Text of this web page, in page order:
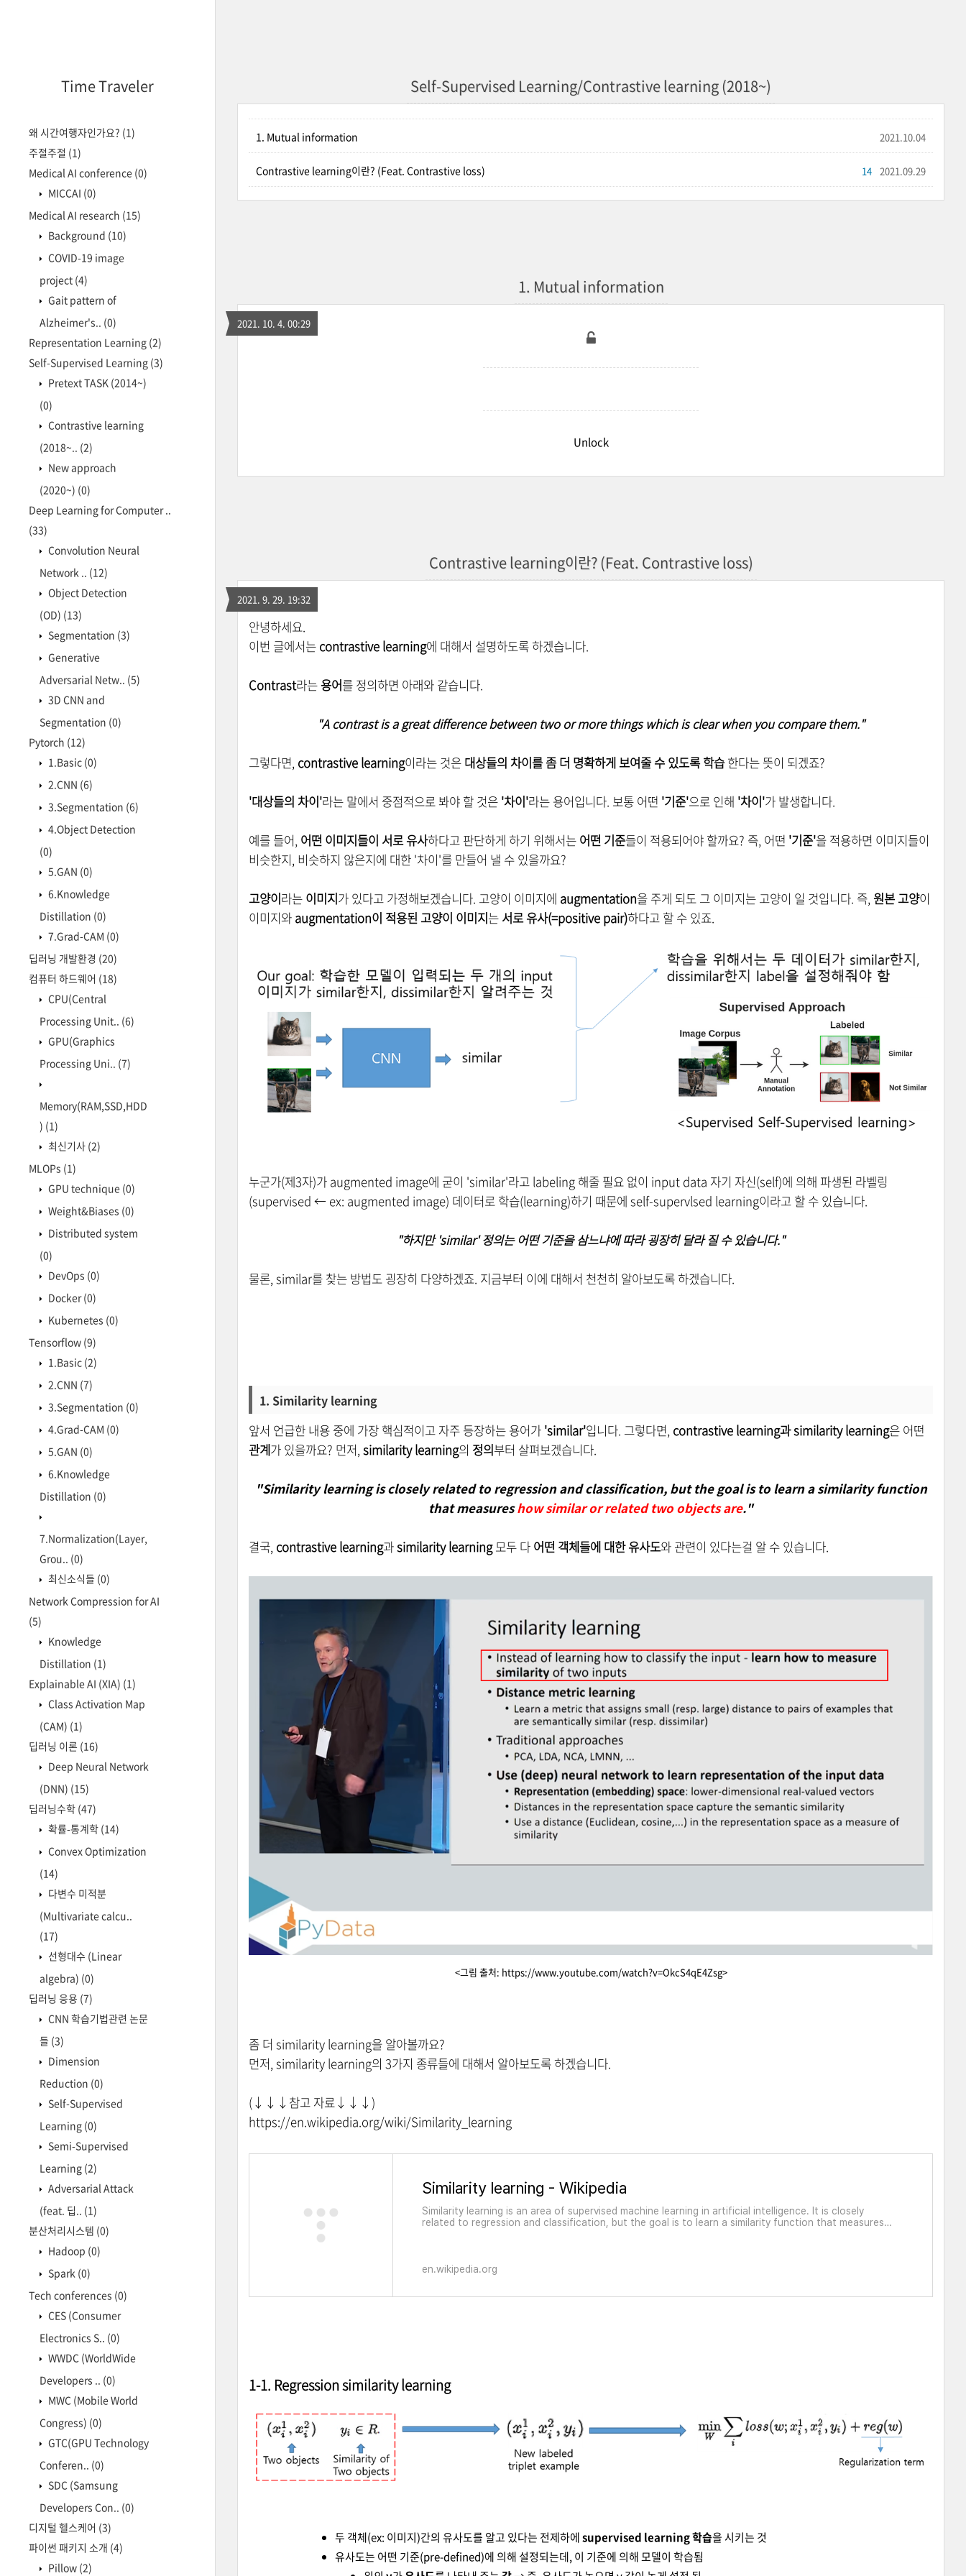
Time Traveler
왜 시간여행자인가요? (1)
주절주절 (1)
Medical AI conference (0)
MICCAI (0)
Medical AI research (15)
Background (10)
COVID-19 image
project (4)
Gait pattern of
Alzheimer's.. (0)
Representation Learning (2)
Self-Supervised Learning (3)
Pretext TASK (2014~)
(0)
Contrastive learning
(2018~.. (2)
New approach
(2020~) (0)
Deep Learning for Computer ..
(33)
Convolution Neural
Network .. (12)
Object Detection
(OD) (13)
Segmentation (3)
Generative
Adversarial Netw.. (5)
3D CNN and
Segmentation (0)
Pytorch (12)
1.Basic (0)
2.CNN (6)
3.Segmentation (6)
4.Object Detection
(0)
5.GAN (0)
6.Knowledge
Distillation (0)
7.Grad-CAM (0)
딥러닝 개발환경 (20)
컴퓨터 하드웨어 (18)
CPU(Central
Processing Unit.. (6)
GPU(Graphics
Processing Uni.. (7)
Memory(RAM,SSD,HDD
) (1)
최신기사 (2)
MLOPs (1)
GPU technique (0)
Weight&Biases (0)
Distributed system
(0)
DevOps (0)
Docker(0)
Kubernetes (0)
Tensorflow (9)
1.Basic (2)
2.CNN (7)
3.Segmentation (0)
4.Grad-CAM (0)
5.GAN (0)
6.Knowledge
Distillation (0)
7.Normalization(Layer,
Grou.. (0)
최신소식들 (0)
Network Compression for AI
(5)
Knowledge
Distillation (1)
Explainable AI (XIA) (1)
Class Activation Map
(CAM) (1)
딥러닝 이론 (16)
Deep Neural Network
(DNN) (15)
딥러닝수학 (47)
확률-통계학 (14)
Convex Optimization
(14)
다변수 미적분
(Multivariate calcu..
(17)
선형대수 (Linear
algebra) (0)
딥러닝 응용 (7)
CNN 학습기법관련 논문
들 (3)
Dimension
Reduction (0)
Self-Supervised
Learning (0)
Semi-Supervised
Learning (2)
Adversarial Attack
(feat. 딥.. (1)
분산처리시스템 (0)
Hadoop (0)
Spark (0)
Tech conferences (0)
CES (Consumer
Electronics S.. (0)
WWDC (WorldWide
Developers .. (0)
MWC (Mobile World
Congress) (0)
GTC(GPU Technology
Conferen.. (0)
SDC (Samsung
Developers Con.. (0)
디지털 헬스케어 (3)
파이썬 패키지 소개 (4)
Pillow (2)
Self-Supervised Learning/Contrastive learning (2018~)
1. Mutual information 2021.10.04
Contrastive learning이란? (Feat. Contrastive loss) 2021.09.29
14
1. Mutual information
2021. 10. 4. 00:29
Contrastive learning이란? (Feat. Contrastive loss)
2021. 9. 29. 19:32
안녕하세요.
이번 글에서는 contrastive learning에 대해서 설명하도록 하겠습니다.
Contrast라는 용어를 정의하면 아래와 같습니다.
"A contrast is a great difference between two or more things which is clear when youcomparethem."
그렇다면, contrastive learning이라는 것은 대상들의 차이를 좀 더 명확하게 보여줄 수 있도록 학습 한다는 뜻이 되겠죠?
'대상들의 차이'라는 말에서 중점적으로 봐야 할 것은 '차이'라는 용어입니다. 보통 어떤 '기준'으로 인해 '차이'가 발생합니다.
예를 들어, 어떤 이미지들이 서로 유사하다고 판단하게 하기 위해서는 어떤 기준들이 적용되어야 할까요? 즉, 어떤 '기준'을 적용하면 이미지들이
비슷한지, 비슷하지 않은지에 대한 '차이'를 만들어 낼 수 있을까요?
고양이라는 이미지가 있다고 가정해보겠습니다. 고양이 이미지에 augmentation을 주게 되도 그 이미지는 고양이 일 것입니다. 즉, 원본 고양이
이미지와 augmentation이 적용된 고양이 이미지는 서로 유사(=positive pair)하다고 할 수 있죠.
누군가(제3자)가 augmented image에 굳이 'similar'라고 labeling 해줄 필요 없이 input data 자기 자신(self)에 의해 파생된 라벨링
(supervised ← ex: augmented image) 데이터로 학습(learning)하기 때문에 self-supervlsed learning이라고 할 수 있습니다.
"하지만 'similar' 정의는 어떤 기준을 삼느냐에 따라 굉장히 달라 질 수 있습니다."
물론, similar를 찾는 방법도 굉장히 다양하겠죠. 지금부터 이에 대해서 천천히 알아보도록 하겠습니다.
1. Similarity learning
앞서 언급한 내용 중에 가장 핵심적이고 자주 등장하는 용어가 'similar'입니다. 그렇다면, contrastive learning과 similarity learning은 어떤
관계가 있을까요? 먼저, similarity learning의 정의부터 살펴보겠습니다.
"Similarity learning is closely related to regression and classification, but the goal is to learn a similarity function
that measures how similar or related two objects are."
결국, contrastive learning과similarity learning모두 다 어떤 객체들에 대한 유사도와 관련이 있다는걸 알 수 있습니다.
<그림 출처: https://www.youtube.com/watch?v=OkcS4qE4Zsg>
좀 더 similarity learning을 알아볼까요?
먼저, similarity learning의 3가지 종류들에 대해서 알아보도록 하겠습니다.
(↓ ↓ ↓참고 자료↓ ↓ ↓)
https://en.wikipedia.org/wiki/Similarity_learning
Similarity learning - Wikipedia
Similarity learning is an area of supervised machine learning in artificial intelligence. It is closely
related to regression and classification, but the goal is to learn a similarity function that measures
en.wikipedia.org
1-1. Regression similarity learning
두 객체(ex: 이미지)간의 유사도를 알고 있다는 전제하에supervised learning 학습을 시키는 것
유사도는 어떤 기준(pre-defined)에 의해 설정되는데,이 기준에 의해 모델이 학습됨